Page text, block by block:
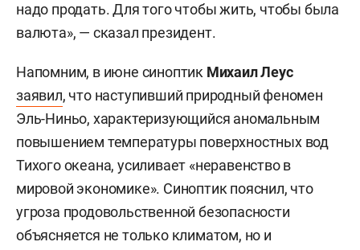
надо продать. Для того чтобы жить, чтобы была
валюта», — сказал президент.
Напомним, в июне синоптик Михаил Леус
заявил, что наступивший природный феномен
Эль-Ниньо, характеризующийся аномальным
повышением температуры поверхностных вод
Тихого океана, усиливает «неравенство в
мировой экономике». Синоптик пояснил, что
угроза продовольственной безопасности
объясняется не только климатом, но и